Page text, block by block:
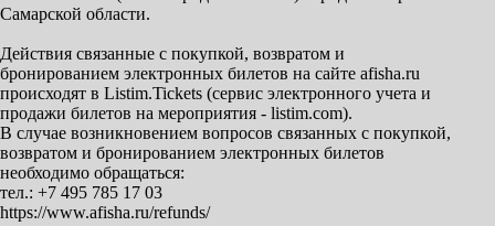
Самарской области.
Действия связанные с покупкой, возвратом и
бронированием электронных билетов на сайте afisha.ru
происходят в Listim.Tickets (сервис электронного учета и
продажи билетов на мероприятия - listim.com).
В случае возникновением вопросов связанных с покупкой,
возвратом и бронированием электронных билетов
необходимо обращаться:
тел.: +7 495 785 17 03
https://www.afisha.ru/refunds/